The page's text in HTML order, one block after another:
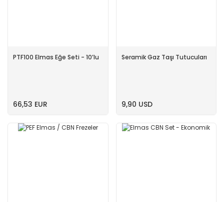
PTF100 Elmas Eğe Seti - 10’lu
66,53 EUR
Seramik Gaz Taşı Tutucuları
9,90 USD